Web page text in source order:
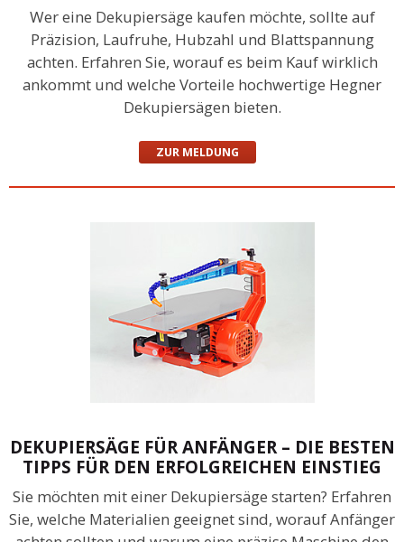
Wer eine Dekupiersäge kaufen möchte, sollte auf
Präzision, Laufruhe, Hubzahl und Blattspannung
achten. Erfahren Sie, worauf es beim Kauf wirklich
ankommt und welche Vorteile hochwertige Hegner
Dekupiersägen bieten.
ZUR MELDUNG
DEKUPIERSÄGE FÜR ANFÄNGER – DIE BESTEN
TIPPS FÜR DEN ERFOLGREICHEN EINSTIEG
Sie möchten mit einer Dekupiersäge starten? Erfahren
Sie, welche Materialien geeignet sind, worauf Anfänger